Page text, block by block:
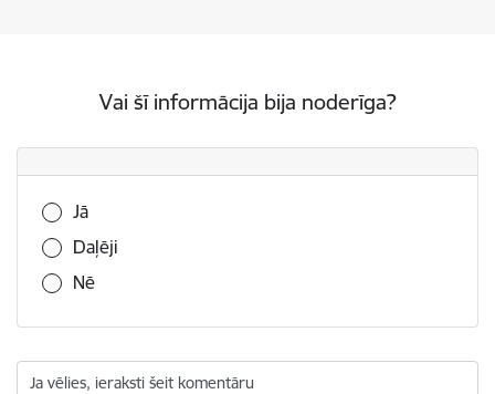
Vai šī informācija bija noderīga?
Vai šī informācija bija noderīga?
Jā
Daļēji
Nē
Ja vēlies, ieraksti šeit komentāru